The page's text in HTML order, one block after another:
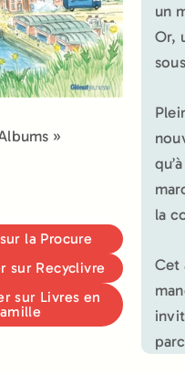
»
la Procure
sur Recyclivre
sur Livres en
un
Or,
la
Cet